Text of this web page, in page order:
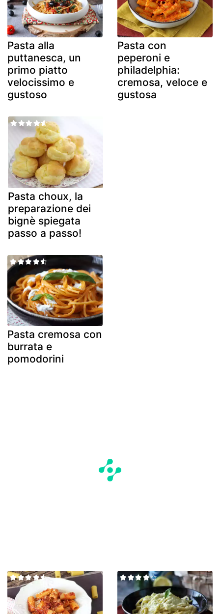
Pasta alla
puttanesca, un
primo piatto
velocissimo e
gustoso
Pasta con
peperoni e
philadelphia:
cremosa, veloce e
gustosa
Pasta choux, la
preparazione dei
bignè spiegata
passo a passo!
Pasta cremosa con
burrata e
pomodorini